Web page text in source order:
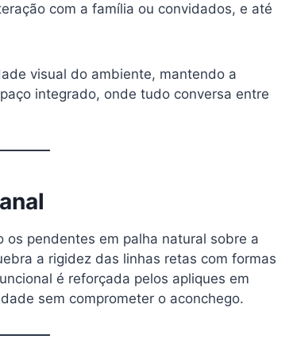
com a família ou convidados, e até
visual do ambiente, mantendo a
integrado, onde tudo conversa entre
pendentes em palha natural sobre a
a rigidez das linhas retas com formas
é reforçada pelos apliques em
sem comprometer o aconchego.